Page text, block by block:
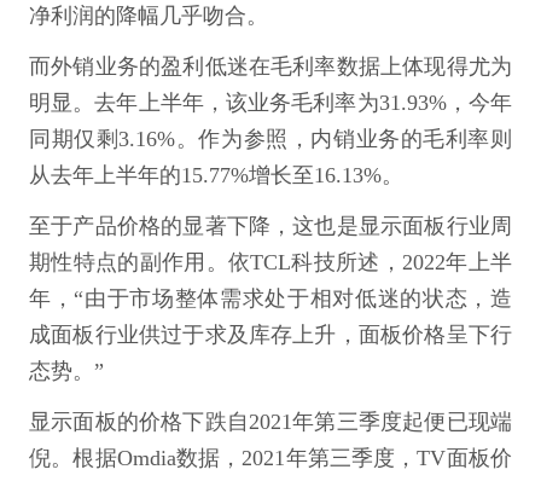
净利润的降幅几乎吻合。
而外销业务的盈利低迷在毛利率数据上体现得尤为
明显。去年上半年，该业务毛利率为31.93%，今年
同期仅剩3.16%。作为参照，内销业务的毛利率则
从去年上半年的15.77%增长至16.13%。
至于产品价格的显著下降，这也是显示面板行业周
期性特点的副作用。依TCL科技所述，2022年上半
年，“由于市场整体需求处于相对低迷的状态，造
成面板行业供过于求及库存上升，面板价格呈下行
态势。”
显示面板的价格下跌自2021年第三季度起便已现端
倪。根据Omdia数据，2021年第三季度，TV面板价